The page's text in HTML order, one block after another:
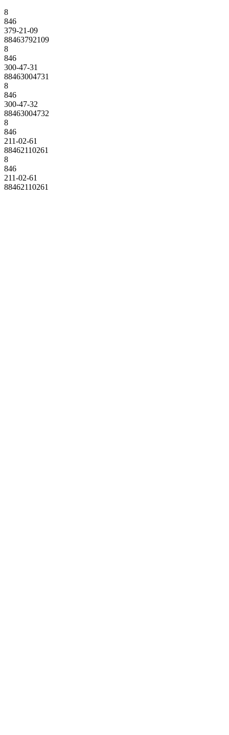
8
846
379-21-09
88463792109
8
846
300-47-31
88463004731
8
846
300-47-32
88463004732
8
846
211-02-61
88462110261
8
846
211-02-61
88462110261